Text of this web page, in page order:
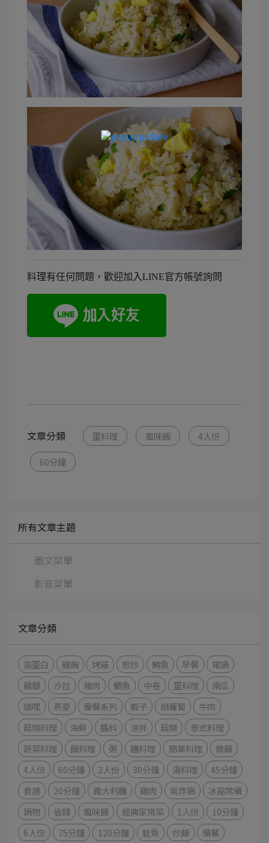
料理有任何問題，歡迎加入LINE官方帳號詢問
文章分類 蛋料理 風味飯 4人份
60分鐘
所有文章主題
圖文菜單
影音菜單
文章分類
高蛋白 雞胸 烤箱 煎炒 鮪魚 早餐
電鍋
雞腿
沙拉 豬肉 鯛魚 中卷 蛋料理
南瓜
咖哩
燕麥 備餐系列 蝦子 胡蘿蔔
牛肉
菇類料理
海鮮 醬料 涼拌 菇類
泰式料理
蔬菜料理
飯料理 粥 麵料理 簡單料理
燉飯
4人份
60分鐘 2人份 30分鐘 湯料理
45分鐘
食譜
20分鐘 義大利麵 雞肉 氣炸鍋
冰箱常備
鍋物
省錢 風味飯 經典家常菜 1人份
10分鐘
6人份
75分鐘 120分鐘 鮭魚 炒飯
備餐